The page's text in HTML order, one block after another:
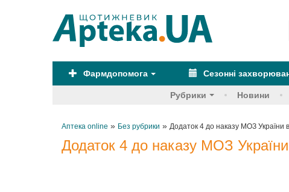
Фармдопомога Сезонні
Рубрики Новини
Аптека online » Без рубрики » Додаток 4 до наказу МОЗ України
Додаток 4 до наказу МОЗ